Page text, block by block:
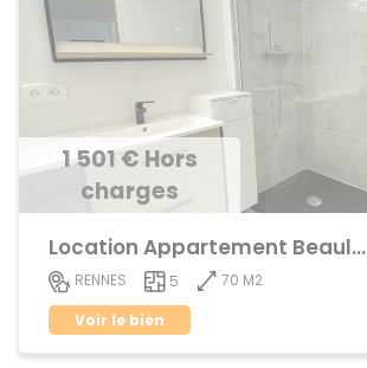
1 501 € Hors
charges
Location Appartement Beaulieu
RENNES 5
70 M2
Voir le bien